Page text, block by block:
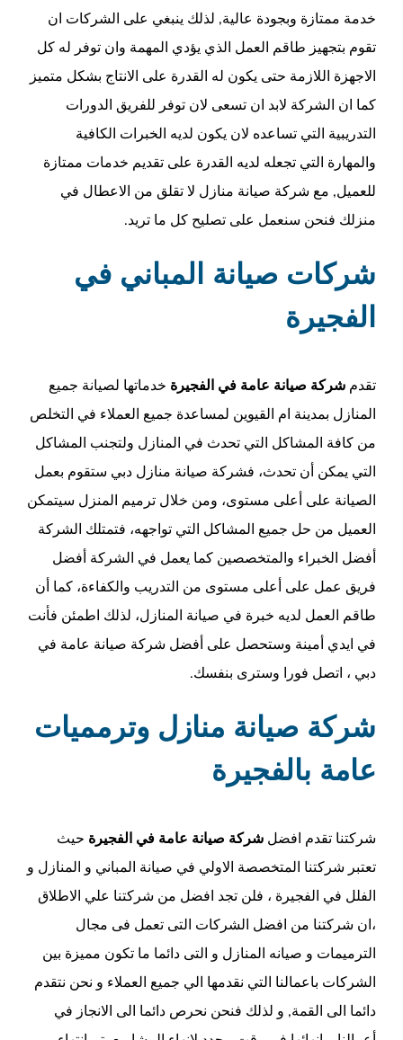
خدمة ممتازة وبجودة عالية, لذلك ينبغي على الشركات ان
تقوم بتجهيز طاقم العمل الذي يؤدي المهمة وان توفر له كل
الاجهزة اللازمة حتى يكون له القدرة على الانتاج بشكل متميز
كما ان الشركة لابد ان تسعى لان توفر للفريق الدورات
التدريبية التي تساعده لان يكون لديه الخبرات الكافية
والمهارة التي تجعله لديه القدرة على تقديم خدمات ممتازة
للعميل, مع شركة صيانة منازل لا تقلق من الاعطال في
منزلك فنحن سنعمل على تصليح كل ما تريد.
شركات صيانة المباني في
الفجيرة
تقدم شركة صيانة عامة في الفجيرة خدماتها لصيانة جميع
المنازل بمدينة ام القيوين لمساعدة جميع العملاء في التخلص
من كافة المشاكل التي تحدث في المنازل ولتجنب المشاكل
التي يمكن أن تحدث، فشركة صيانة منازل دبي ستقوم بعمل
الصيانة على أعلى مستوى، ومن خلال ترميم المنزل سيتمكن
العميل من حل جميع المشاكل التي تواجهه، فتمتلك الشركة
أفضل الخبراء والمتخصصين كما يعمل في الشركة أفضل
فريق عمل على أعلى مستوى من التدريب والكفاءة، كما أن
طاقم العمل لديه خبرة في صيانة المنازل، لذلك اطمئن فأنت
في ايدي أمينة وستحصل على أفضل شركة صيانة عامة في
دبي ، اتصل فورا وسترى بنفسك.
شركة صيانة منازل وترمميات
عامة بالفجيرة
شركتنا تقدم افضل شركة صيانة عامة في الفجيرة حيث
تعتبر شركتنا المتخصصة الاولي في صيانة المباني و المنازل و
الفلل في الفجيرة ، فلن تجد افضل من شركتنا علي الاطلاق
،ان شركتنا من افضل الشركات التى تعمل فى مجال
الترميمات و صيانه المنازل و التى دائما ما تكون مميزة بين
الشركات باعمالنا التي نقدمها الي جميع العملاء و نحن نتقدم
دائما الى القمة, و لذلك فنحن نحرص دائما الى الانجاز في